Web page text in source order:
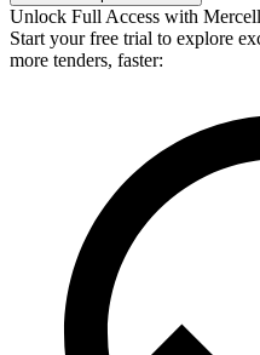
Unlock Full Access with
Start your free trial to explore
more tenders, faster: